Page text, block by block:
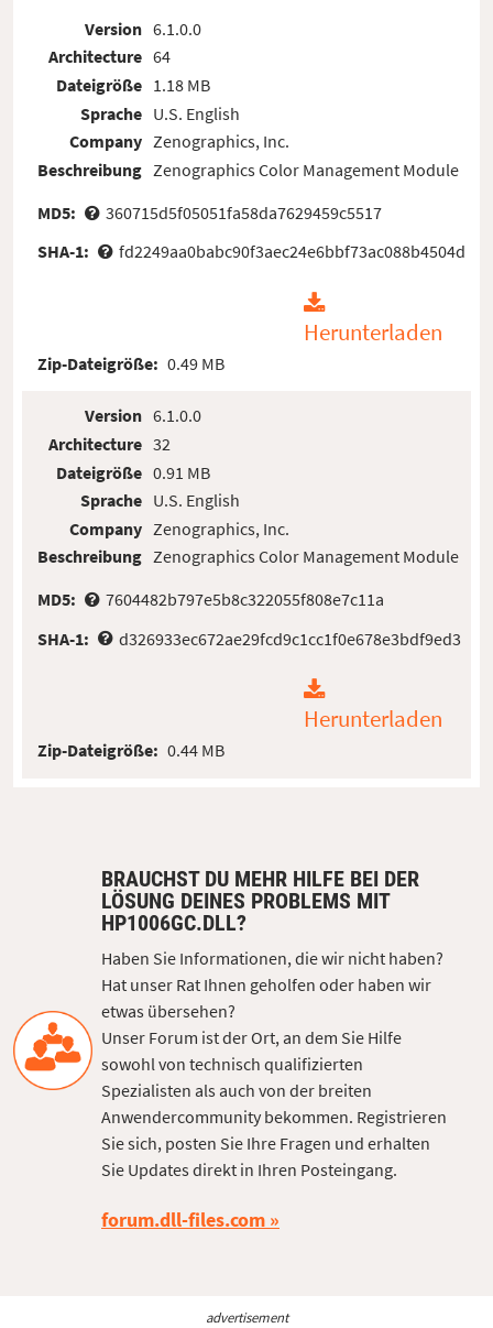
Version
Architecture
Dateigröße
Sprache
Company
Beschreibung
6.1.0.0
64
1.18 MB
U.S. English
Zenographics, Inc.
Zenographics Color Management Module
MD5:
360715d5f05051fa58da7629459c5517
SHA-1:
fd2249aa0babc90f3aec24e6bbf73ac088b4504d
Herunterladen
Zip-Dateigröße: 0.49 MB
Version
Architecture
Dateigröße
Sprache
Company
Beschreibung
6.1.0.0
32
0.91 MB
U.S. English
Zenographics, Inc.
Zenographics Color Management Module
MD5:
7604482b797e5b8c322055f808e7c11a
SHA-1:
d326933ec672ae29fcd9c1cc1f0e678e3bdf9ed3
Herunterladen
Zip-Dateigröße: 0.44 MB
BRAUCHST DU MEHR HILFE BEI DER
LÖSUNG DEINES PROBLEMS MIT
HP1006GC.DLL?
Haben Sie Informationen, die wir nicht haben?
Hat unser Rat Ihnen geholfen oder haben wir
etwas übersehen?
Unser Forum ist der Ort, an dem Sie Hilfe
sowohl von technisch qualifizierten
Spezialisten als auch von der breiten
Anwendercommunity bekommen. Registrieren
Sie sich, posten Sie Ihre Fragen und erhalten
Sie Updates direkt in Ihren Posteingang.
forum.dll-files.com
advertisement